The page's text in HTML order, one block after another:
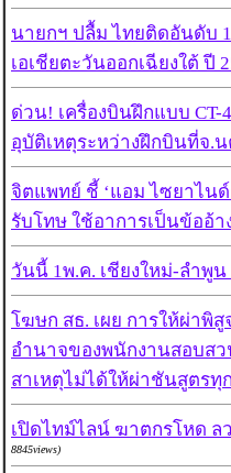
นายกฯ ปลื้ม ไทยติดอันดับ
เอเชียตะวันออกเฉียงใต้ ปี
ด่วน! เครื่องบินฝึกแบบ CT-
อุบัติเหตุระหว่างฝึกบินที่จ.
จิตแพทย์ ชี้ ‘แอม ไซยาไน
รับโทษ ใช้อาการเป็นข้ออ้า
วันนี้ 1พ.ค. เชียงใหม่-ลำพู
โฆษก สธ. เผย การให้ผ่าพิ
อำนาจของพนักงานสอบส
สาเหตุไม่ได้ให้ผ่าชันสูตรทุ
เปิดไทม์ไลน์ ฆาตกรโหด ล
8845views)